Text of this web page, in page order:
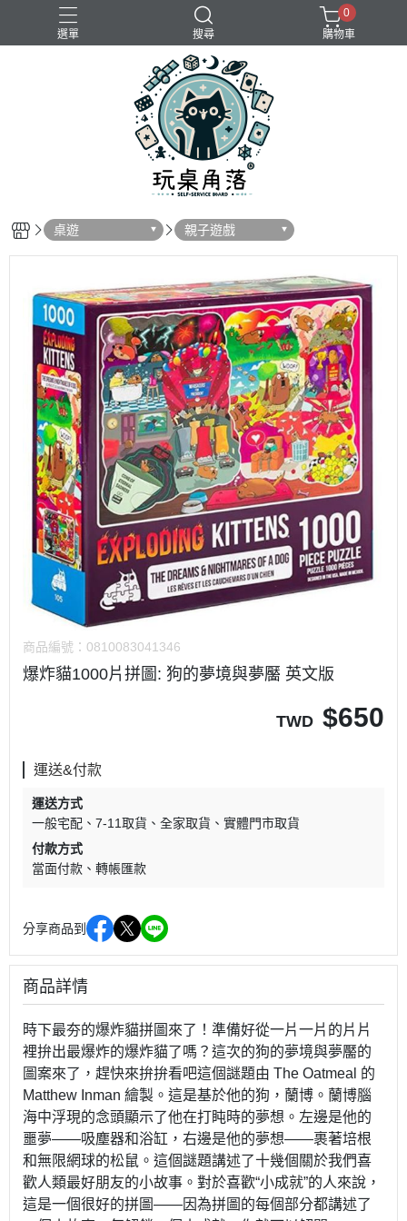
選單 搜尋
0
購物車
桌遊 親子遊戲
商品編號： 0810083041346
爆炸貓1000片拼圖: 狗的夢境與夢靨 英文版
TWD $650
運送&付款
運送方式
一般宅配
7-11取貨 全家取貨
實體門市取貨
付款方式
當面付款
轉帳匯款
分享商品到
商品詳情
時下最夯的爆炸貓拼圖來了！準備好從一片一片的片片
裡拚出最爆炸的爆炸貓了嗎？這次的狗的夢境與夢靨的
圖案來了，趕快來拚拚看吧這個謎題由 The Oatmeal 的
Matthew Inman 繪製。這是基於他的狗，蘭博。蘭博腦
海中浮現的念頭顯示了他在打盹時的夢想。左邊是他的
噩夢——吸塵器和浴缸，右邊是他的夢想——裹著培根
和無限網球的松鼠。這個謎題講述了十幾個關於我們喜
歡人類最好朋友的小故事。對於喜歡“小成就”的人來說，
這是一個很好的拼圖——因為拼圖的每個部分都講述了